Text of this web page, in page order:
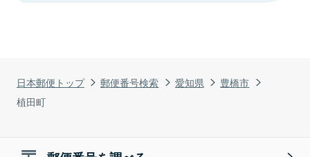
日本郵便トップ 郵便番号検索 愛知県
豊橋市
植田町